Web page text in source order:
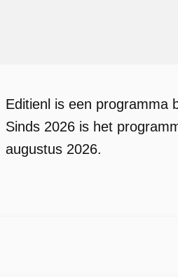
Editienl is een programma
Sinds 2026 is het
augustus 2026.